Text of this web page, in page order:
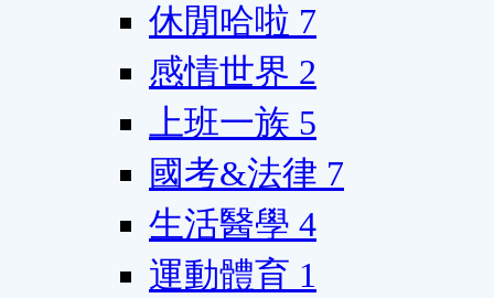
休閒哈啦 7
感情世界 2
上班一族 5
國考&法律 7
生活醫學 4
運動體育 1